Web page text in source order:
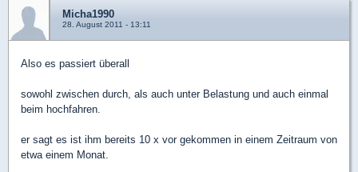
Micha1990
28. August 2011 - 13:11
Also es passiert überall
sowohl zwischen durch, als auch unter Belastung und auch einmal
beim hochfahren.
er sagt es ist ihm bereits 10 x vor gekommen in einem Zeitraum von
etwa einem Monat.